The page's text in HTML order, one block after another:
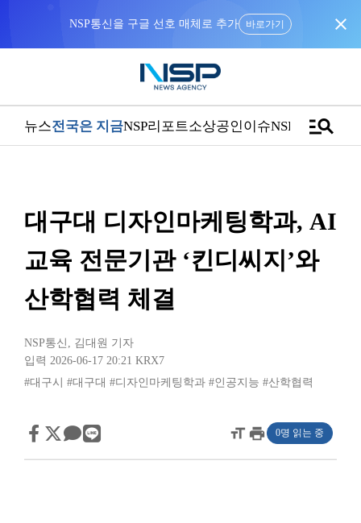
NSP통신을 구글 선호 매체로 추가 바로가기 close
뉴스전국은 지금NSP리포트소상공인이슈NSPTVmanage_search
대구대 디자인마케팅학과, AI
교육 전문기관 ‘킨디씨지’와
산학협력 체결
NSP통신 , 김대원 기자
입력 2026-06-17 20:21 KRX7
#대구시
#대구대 #디자인마케팅학과 #인공지능 #산학협력
format_sizeprint 0명 읽는 중